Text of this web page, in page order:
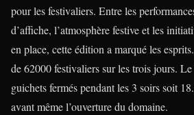
pour les festivaliers. Entre les
d’affiche, l’atmosphère festive et les
en place, cette édition a marqué les
de 62000 festivaliers sur les trois jours.
guichets fermés pendant les 3 soirs soit
avant même l’ouverture du domaine.